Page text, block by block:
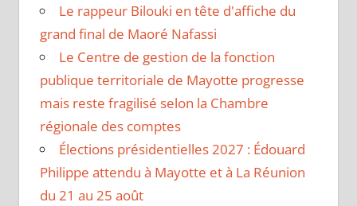
Le rappeur Bilouki en tête d'affiche du
grand final de Maoré Nafassi
Le Centre de gestion de la fonction
publique territoriale de Mayotte progresse
mais reste fragilisé selon la Chambre
régionale des comptes
Élections présidentielles 2027 : Édouard
Philippe attendu à Mayotte et à La Réunion
du 21 au 25 août